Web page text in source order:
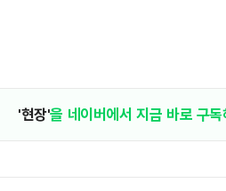
'현장'을 네이버에서 지금 바로 구